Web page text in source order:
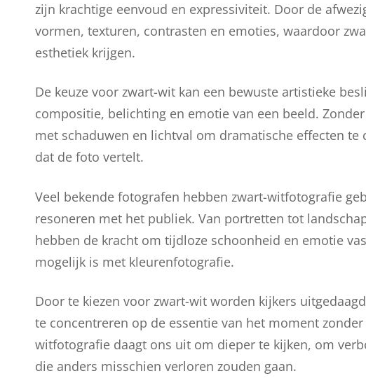
zijn krachtige eenvoud en expressiviteit. Door de
vormen, texturen, contrasten en emoties, waardoor
esthetiek krijgen.
De keuze voor zwart-wit kan een bewuste artistieke
compositie, belichting en emotie van een beeld.
met schaduwen en lichtval om dramatische effecten
dat de foto vertelt.
Veel bekende fotografen hebben zwart-witfotografie
resoneren met het publiek. Van portretten tot
hebben de kracht om tijdloze schoonheid en emotie
mogelijk is met kleurenfotografie.
Door te kiezen voor zwart-wit worden kijkers
te concentreren op de essentie van het moment
witfotografie daagt ons uit om dieper te kijken, om
die anders misschien verloren zouden gaan.